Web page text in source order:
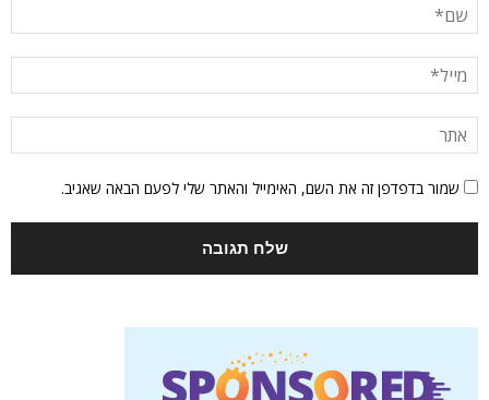
שמור בדפדפן זה את השם, האימייל והאתר שלי לפעם הבאה שאגיב.